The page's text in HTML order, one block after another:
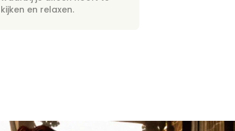
kijken en relaxen.